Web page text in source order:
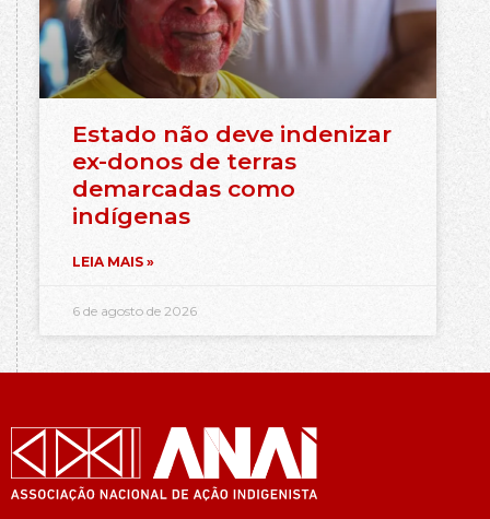
Estado não deve indenizar
ex-donos de terras
demarcadas como
indígenas
LEIA MAIS »
6 de agosto de 2026